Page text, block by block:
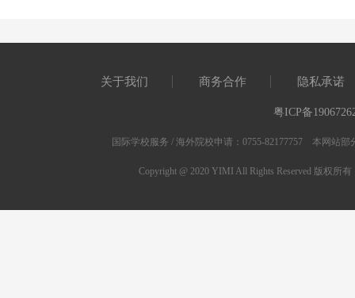
关于我们 商务合作 隐私承诺
粤ICP备
国际学校服务 / 海外院校申请：0755-82177757 本网站
Copyright @ 2020 YIMI All Rights Reserved 版权所